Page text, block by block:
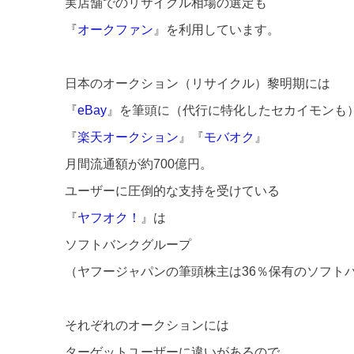
『オークファン 』を利用しています。
日本のオークション（リサイクル）黎明期には
『eBay 』を筆頭に（代行に特化したセカイモンも）
『楽天オークション 』『モバオク 』
月間流通額が約700億円。
ユーザーに圧倒的な支持を受けている
『ヤフオク！
』は
ソフトバンクグループ
（ヤフージャパンの筆頭株主は36％保有のソフト
それぞれのオークションには